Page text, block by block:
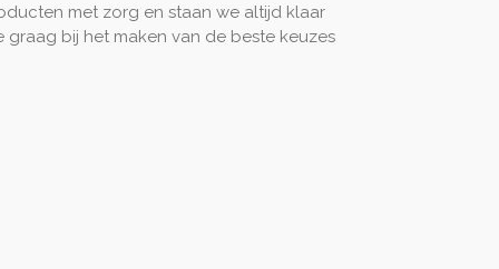
met zorg en staan we altijd klaar
bij het maken van de beste keuzes